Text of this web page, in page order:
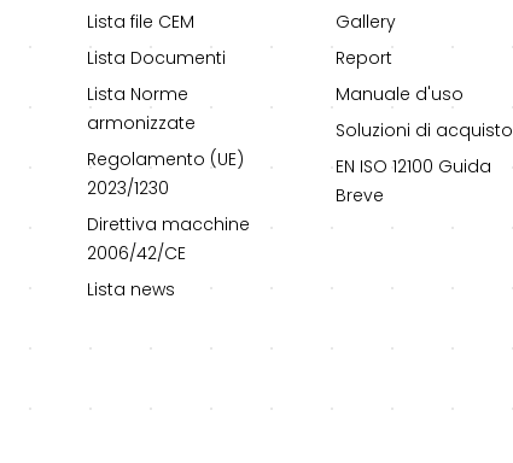
Lista file CEM
Lista Documenti
Lista Norme
armonizzate
Regolamento (UE)
2023/1230
Direttiva macchine
2006/42/CE
Lista news
Gallery
Report
Manuale d'uso
Soluzioni di acquisto
EN ISO 12100 Guida
Breve